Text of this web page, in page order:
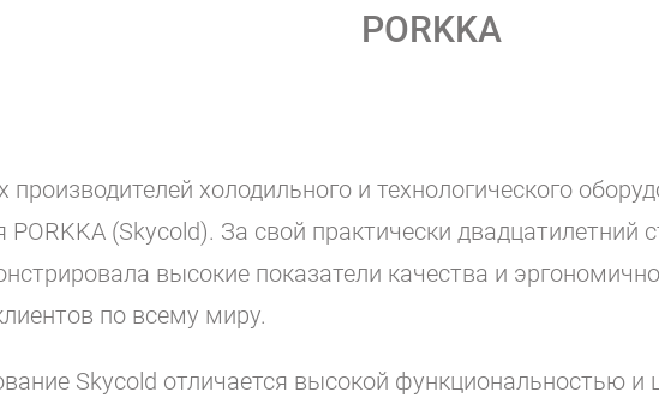
PORKKA
холодильного и технологического
PORKKA (Skycold). За свой практически
высокие показатели качества и
по всему миру.
Skycold отличается высокой функциональностью